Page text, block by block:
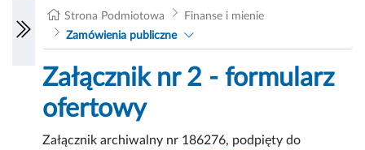
Strona Podmiotowa
Finanse i mienie
Zamówienia publiczne
Załącznik nr 2 - formularz
ofertowy
Załącznik archiwalny nr 186276, podpięty do